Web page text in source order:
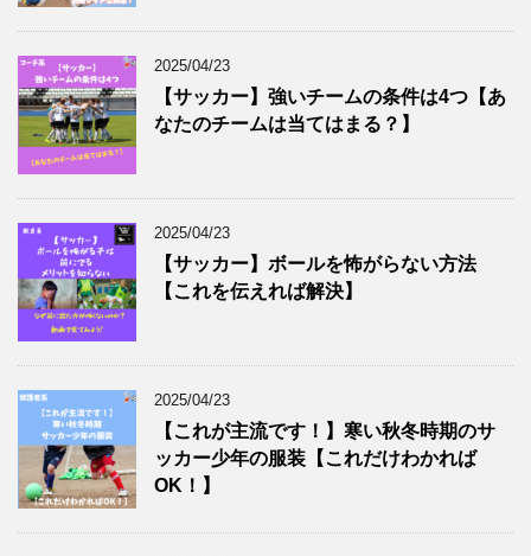
2025/04/23
【サッカー】強いチームの条件は4つ【あ
なたのチームは当てはまる？】
2025/04/23
【サッカー】ボールを怖がらない方法
【これを伝えれば解決】
2025/04/23
【これが主流です！】寒い秋冬時期のサ
ッカー少年の服装【これだけわかれば
OK！】